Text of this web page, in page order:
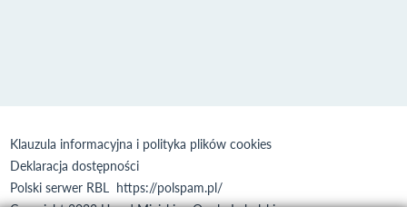
Klauzula informacyjna i polityka plików cookies
Deklaracja dostępności
Polski serwer RBL https://polspam.pl/